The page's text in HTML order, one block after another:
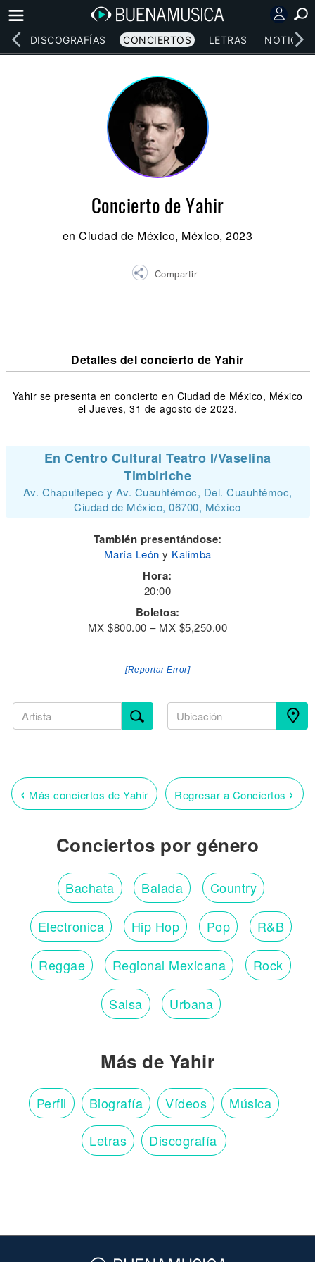
DISCOGRAFÍAS CONCIERTOS LETRAS NOTICIAS
Concierto de Yahir
en Ciudad de México, México, 2023
Compartir
Detalles del concierto de Yahir
Yahir se presenta en concierto en Ciudad de México, México
el Jueves, 31 de agosto de 2023.
En Centro Cultural Teatro I/Vaselina
Timbiriche
Av. Chapultepec y Av. Cuauhtémoc, Del. Cuauhtémoc,
Ciudad de México, 06700, México
También presentándose:
María León y Kalimba
Hora:
20:00
Boletos:
MX $800.00 – MX $5,250.00
[Reportar Error]
‹ Más conciertos de Yahir Regresar a Conciertos ›
Conciertos por género
Bachata Balada Country
Electronica Hip Hop Pop R&B
Reggae Regional Mexicana Rock
Salsa Urbana
Más de Yahir
Perfil Biografía Vídeos Música
Letras Discografía